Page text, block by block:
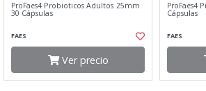
ProFaes4 Probioticos Adultos 25mm
30 Cápsulas
FAES
Ver precio
ProFaes4
Cápsulas
FAES